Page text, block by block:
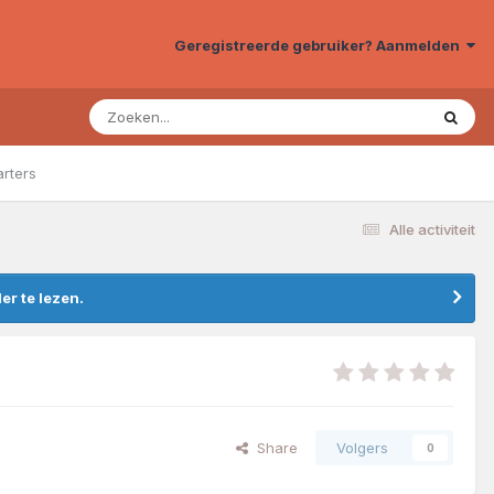
Geregistreerde gebruiker? Aanmelden
Alle activiteit
te lezen.
Share Volgers 0